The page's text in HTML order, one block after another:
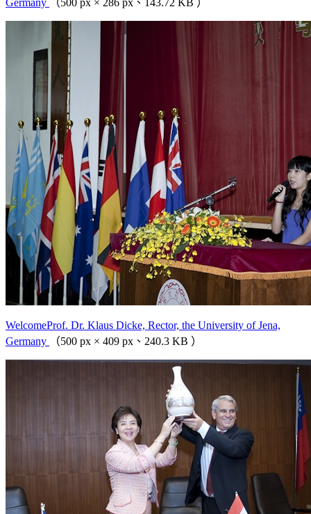
WelcomeProf. Dr. Klaus Dicke, Rector, the University of Jena,
Germany
（500 px × 409 px、240.3 KB ）